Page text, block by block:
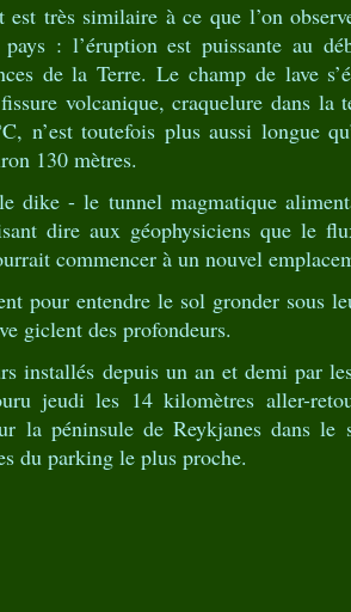
est très similaire à ce que l’on
: l’éruption est puissante au
de la Terre. Le champ de lave
volcanique, craquelure dans la
n’est toutefois plus aussi longue
130 mètres.
dike - le tunnel magmatique
dire aux géophysiciens que le
commencer à un nouvel
pour entendre le sol gronder sous
giclent des profondeurs.
installés depuis un an et demi par
jeudi les 14 kilomètres aller-
la péninsule de Reykjanes dans le
du parking le plus proche.